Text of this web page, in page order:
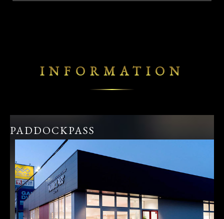
INFORMATION
PADDOCKPASS